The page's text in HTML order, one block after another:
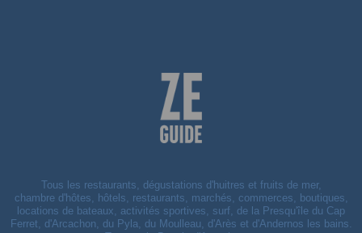
Tous les restaurants, dégustations d'huitres et fruits de mer,
chambre d'hôtes, hôtels, restaurants, marchés, commerces, boutiques,
locations de bateaux, activités sportives, surf, de la Presqu'île du Cap
Ferret, d'Arcachon, du Pyla, du Moulleau, d'Arès et d'Andernos les bains.